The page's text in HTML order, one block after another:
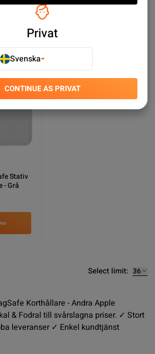
Stativ
- Grå
Select limit:
Korthållare - Andra Apple
& Fodral till svårslagna priser. ✓ Stort
leveranser ✓ Enkel kundtjänst
Privat
Svenska
CONTINUE AS PRIVAT